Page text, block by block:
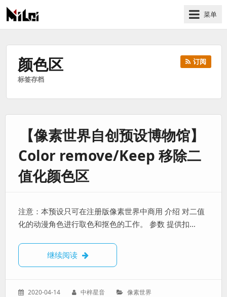
有
技
菜单
颜色区
标签存档
订阅
【像素世界自创预设博物馆】
Color remove/Keep 移除二
值化颜色区
注意：本预设只可在注册版像素世界中商用 介绍 对二值
化的动漫角色进行取色和抠色的工作。 参数 提供扣…
继续阅读 【像素世界自创预设博物馆】Color
发
2020-04-14
作
中梓星音
分
像素世界